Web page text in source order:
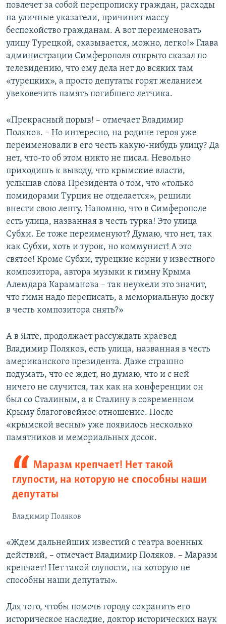
повлечет за собой перепрописку граждан, расходы
на уличные указатели, причинит массу
беспокойство гражданам. А вот переименовать
улицу Турецкой, оказывается, можно, легко!» Глава
администрации Симферополя открыто сказал по
телевидению, что ему дела нет до всяких там
«турецких», а просто депутаты горят желанием
увековечить память погибшего летчика.
«Прекрасный порыв! – отмечает Владимир
Поляков. – Но интересно, на родине героя уже
переименовали в его честь какую-нибудь улицу? Да
нет, что-то об этом никто не писал. Невольно
приходишь к выводу, что крымские власти,
услышав слова Президента о том, что «только
помидорами Турция не отделается», решили
внести свою лепту. Напомню, что в Симферополе
есть улица, названная в честь турка! Это улица
Субхи. Ее тоже переименуют? Думаю, что нет, так
как Субхи, хоть и турок, но коммунист! А это
святое! Кроме Субхи, турецкие корни у известного
композитора, автора музыки к гимну Крыма
Алемдара Караманова – так неужели это значит,
что гимн надо переписать, а мемориальную доску
в честь композитора снять?»
А в Ялте, продолжает рассуждать краевед
Владимир Поляков, есть улица, названная в честь
американского президента. Даже страшно
подумать, что ее ждет, но думаю, что и с ней
ничего не случится, так как на конференции он
был со Сталиным, а к Сталину в современном
Крыму благоговейное отношение. После
«крымской весны» уже появилось несколько
памятников и мемориальных досок.
Маразм крепчает! Нет такой
глупости, на которую не способны наши
депутаты
Владимир Поляков
«Ждем дальнейших известий с театра военных
действий, – отмечает Владимир Поляков. – Маразм
крепчает! Нет такой глупости, на которую не
способны наши депутаты».
Для того, чтобы помочь городу сохранить его
историческое наследие, доктор исторических наук